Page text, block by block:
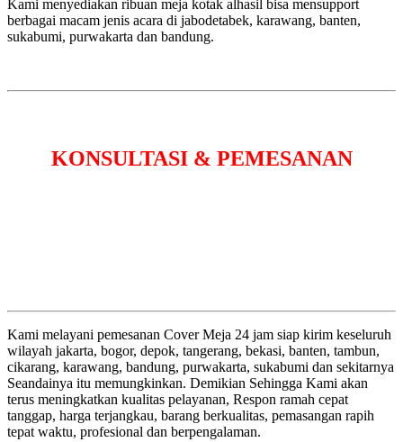
Kami menyediakan ribuan meja kotak alhasil bisa mensupport
berbagai macam jenis acara di jabodetabek, karawang, banten,
sukabumi, purwakarta dan bandung.
KONSULTASI & PEMESANAN
Kami melayani pemesanan Cover Meja 24 jam siap kirim keseluruh
wilayah jakarta, bogor, depok, tangerang, bekasi, banten, tambun,
cikarang, karawang, bandung, purwakarta, sukabumi dan sekitarnya
Seandainya itu memungkinkan. Demikian Sehingga Kami akan
terus meningkatkan kualitas pelayanan, Respon ramah cepat
tanggap, harga terjangkau, barang berkualitas, pemasangan rapih
tepat waktu, profesional dan berpengalaman.